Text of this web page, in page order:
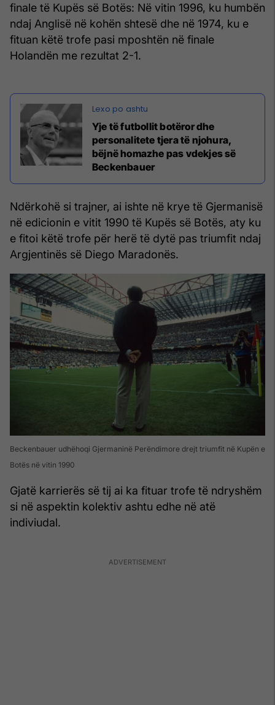
finale të Kupës së Botës: Në vitin 1996, ku humbën
ndaj Anglisë në kohën shtesë dhe në 1974, ku e
fituan këtë trofe pasi mposhtën në finale
Holandën me rezultat 2-1.
Yje të futbollit botëror dhe
personalitete tjera të njohura,
bëjnë homazhe pas vdekjes së
Beckenbauer
Ndërkohë si trajner, ai ishte në krye të Gjermanisë
në edicionin e vitit 1990 të Kupës së Botës, aty ku
e fitoi këtë trofe për herë të dytë pas triumfit ndaj
Argjentinës së Diego Maradonës.
Beckenbauer udhëhoqi Gjermaninë Perëndimore drejt triumfit në Kupën e
Botës në vitin 1990
Gjatë karrierës së tij ai ka fituar trofe të ndryshëm
si në aspektin kolektiv ashtu edhe në atë
indiviudal.